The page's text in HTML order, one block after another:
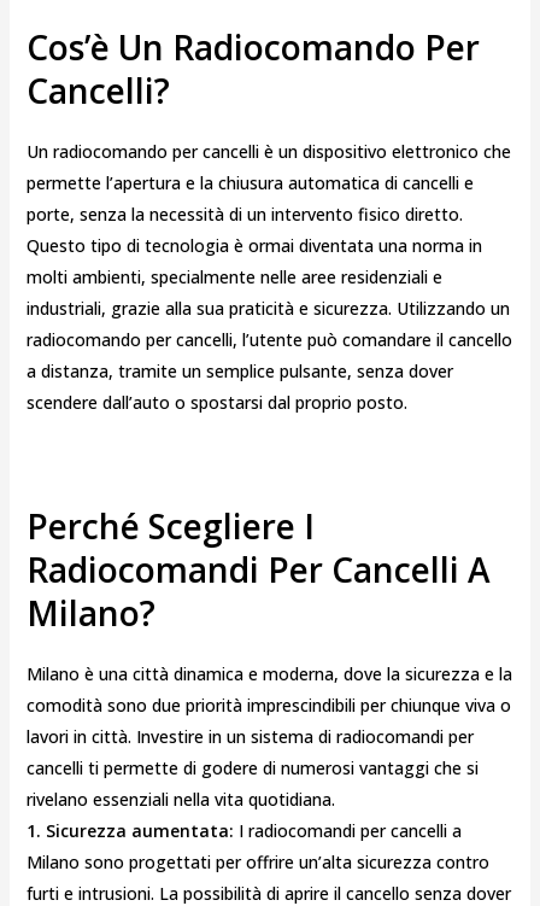
Cos’è Un Radiocomando Per
Cancelli?
Un radiocomando per cancelli è un dispositivo elettronico che
permette l’apertura e la chiusura automatica di cancelli e
porte, senza la necessità di un intervento fisico diretto.
Questo tipo di tecnologia è ormai diventata una norma in
molti ambienti, specialmente nelle aree residenziali e
industriali, grazie alla sua praticità e sicurezza. Utilizzando un
radiocomando per cancelli, l’utente può comandare il cancello
a distanza, tramite un semplice pulsante, senza dover
scendere dall’auto o spostarsi dal proprio posto.
Perché Scegliere I
Radiocomandi Per Cancelli A
Milano?
Milano è una città dinamica e moderna, dove la sicurezza e la
comodità sono due priorità imprescindibili per chiunque viva o
lavori in città. Investire in un sistema di radiocomandi per
cancelli ti permette di godere di numerosi vantaggi che si
rivelano essenziali nella vita quotidiana.
1. Sicurezza aumentata: I radiocomandi per cancelli a
Milano sono progettati per offrire un’alta sicurezza contro
furti e intrusioni. La possibilità di aprire il cancello senza dover